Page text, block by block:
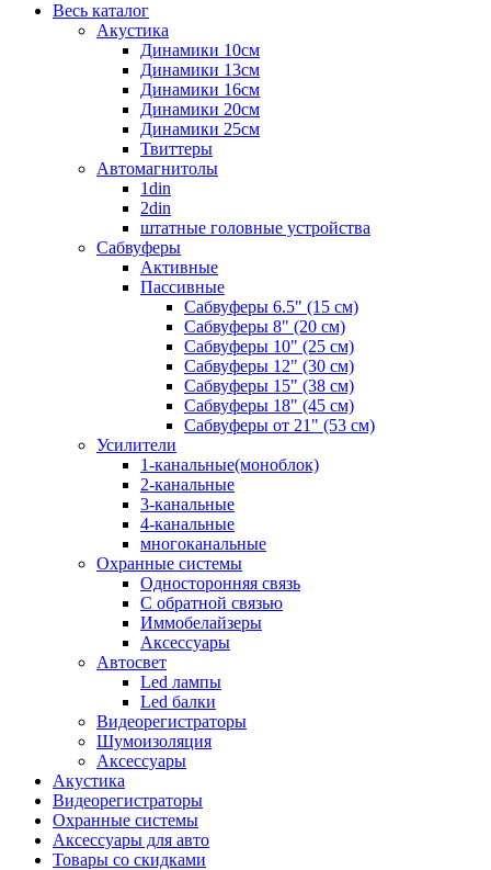
Весь каталог
Акустика
Динамики 10см
Динамики 13см
Динамики 16см
Динамики 20см
Динамики 25см
Твиттеры
Автомагнитолы
1din
2din
штатные головные устройства
Сабвуферы
Активные
Пассивные
Сабвуферы 6.5" (15 см)
Сабвуферы 8" (20 см)
Сабвуферы 10" (25 см)
Сабвуферы 12" (30 см)
Сабвуферы 15" (38 см)
Сабвуферы 18" (45 см)
Сабвуферы от 21" (53 см)
Усилители
1-канальные(моноблок)
2-канальные
3-канальные
4-канальные
многоканальные
Охранные системы
Односторонняя связь
С обратной связью
Иммобелайзеры
Аксессуары
Автосвет
Led лампы
Led балки
Видеорегистраторы
Шумоизоляция
Аксессуары
Акустика
Видеорегистраторы
Охранные системы
Аксессуары для авто
Товары со скидками